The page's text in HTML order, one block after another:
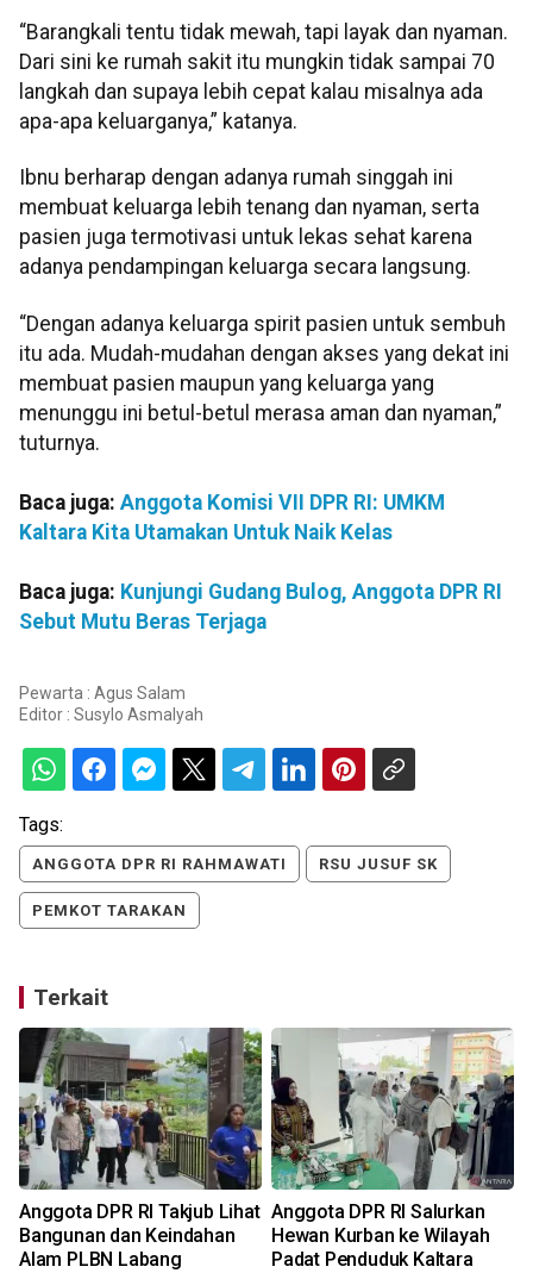
“Barangkali tentu tidak mewah, tapi layak dan nyaman.
Dari sini ke rumah sakit itu mungkin tidak sampai 70
langkah dan supaya lebih cepat kalau misalnya ada
apa-apa keluarganya,” katanya.
Ibnu berharap dengan adanya rumah singgah ini
membuat keluarga lebih tenang dan nyaman, serta
pasien juga termotivasi untuk lekas sehat karena
adanya pendampingan keluarga secara langsung.
“Dengan adanya keluarga spirit pasien untuk sembuh
itu ada. Mudah-mudahan dengan akses yang dekat ini
membuat pasien maupun yang keluarga yang
menunggu ini betul-betul merasa aman dan nyaman,”
tuturnya.
Baca juga: Anggota Komisi VII DPR RI: UMKM
Kaltara Kita Utamakan Untuk Naik Kelas
Baca juga: Kunjungi Gudang Bulog, Anggota DPR RI
Sebut Mutu Beras Terjaga
Pewarta : Agus Salam
Editor : Susylo Asmalyah
Tags:
ANGGOTA DPR RI RAHMAWATI RSU JUSUF SK
PEMKOT TARAKAN
Terkait
Anggota DPR RI Takjub Lihat
Bangunan dan Keindahan
Alam PLBN Labang
Anggota DPR RI Salurkan
Hewan Kurban ke Wilayah
Padat Penduduk Kaltara